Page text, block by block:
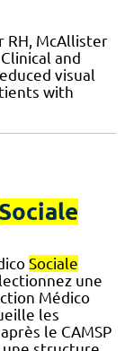
RH, McAllister
and
visual
with
Sociale
Sociale
une
Médico
les
le CAMSP